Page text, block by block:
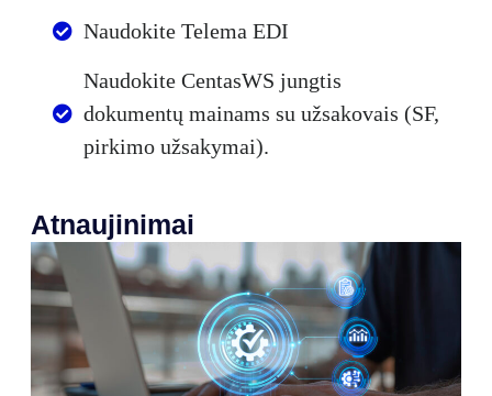
Naudokite Telema EDI
Naudokite CentasWS jungtis
dokumentų mainams su užsakovais (SF,
pirkimo užsakymai).
Atnaujinimai